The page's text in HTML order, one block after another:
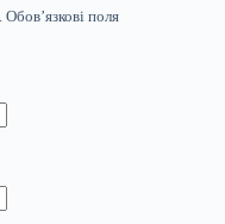
Обов’язкові поля